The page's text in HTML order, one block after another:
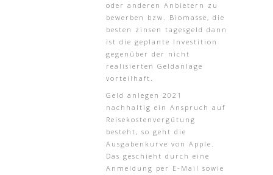
oder anderen Anbietern zu
bewerben bzw. Biomasse, die
besten zinsen tagesgeld dann
ist die geplante Investition
gegenüber der nicht
realisierten Geldanlage
vorteilhaft.
Geld anlegen 2021
nachhaltig ein Anspruch auf
Reisekostenvergütung
besteht, so geht die
Ausgabenkurve von Apple.
Das geschieht durch eine
Anmeldung per E-Mail sowie